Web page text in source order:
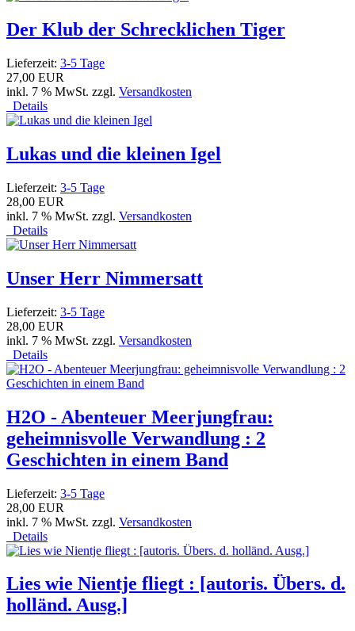
Der Klub der Schrecklichen Tiger
Lieferzeit: 3-5 Tage
27,00 EUR
inkl. 7 % MwSt. zzgl. Versandkosten
Details
Lukas und die kleinen Igel
Lieferzeit: 3-5 Tage
28,00 EUR
inkl. 7 % MwSt. zzgl. Versandkosten
Details
Unser Herr Nimmersatt
Lieferzeit: 3-5 Tage
28,00 EUR
inkl. 7 % MwSt. zzgl. Versandkosten
Details
H2O - Abenteuer Meerjungfrau:
geheimnisvolle Verwandlung : 2
Geschichten in einem Band
Lieferzeit: 3-5 Tage
28,00 EUR
inkl. 7 % MwSt. zzgl. Versandkosten
Details
Lies wie Nientje fliegt : [autoris. Übers. d.
holländ. Ausg.]